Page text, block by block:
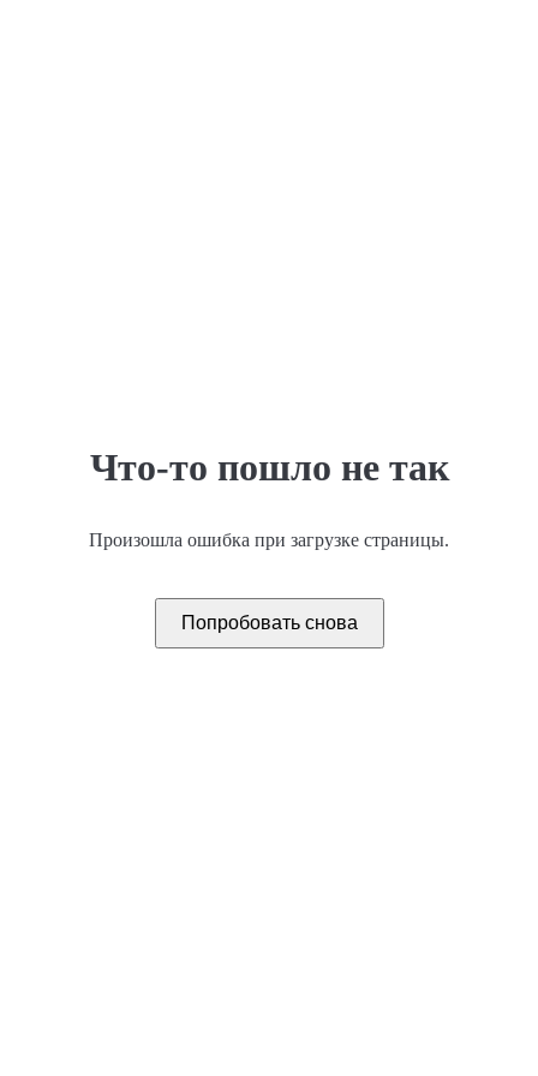
Что-то пошло не так
Произошла ошибка при загрузке страницы.
Попробовать снова